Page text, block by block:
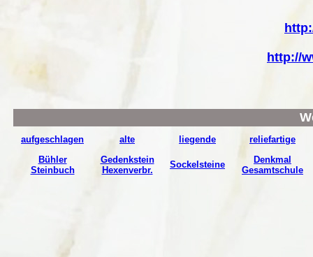
http://
aufgeschlagen alte liegende
reliefartige
Bühler
Steinbuch
Gedenkstein
Hexenverbr.
Sockelsteine
Denkmal
Gesamtschule